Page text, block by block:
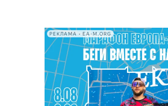
РЕКЛАМА • EA-M.ORG